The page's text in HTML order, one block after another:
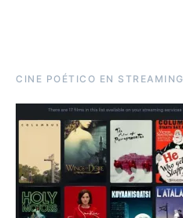
CINE POÉTICO EN STREAMING